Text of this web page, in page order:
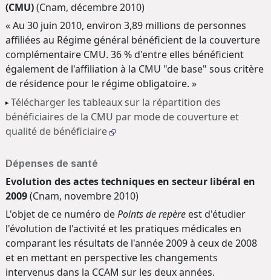
(CMU)(Cnam, décembre2010)
« Au 30 juin 2010, environ 3,89 millions de personnes
affiliées au Régime général bénéficient de la couverture
complémentaire CMU. 36 % d'entre elles bénéficient
également de l'affiliation à la CMU "de base" sous critère
de résidence pour le régime obligatoire. »
Télécharger les tableaux sur la répartition des
bénéficiaires de la CMU par mode de couverture et
qualité de bénéficiaire
Dépenses de santé
Evolution des actes techniques en secteur libéral en
2009(Cnam, novembre 2010)
L'objet de ce numéro dePoints de repère est d'étudier
l'évolution de l'activité et les pratiques médicales en
comparant les résultats de l'année 2009 à ceux de 2008
et en mettant en perspective les changements
intervenus dans la CCAM sur les deux années.